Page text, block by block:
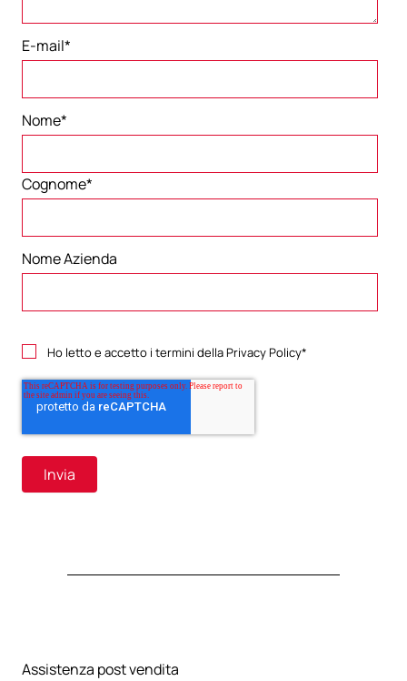
E-mail*
Nome*
Cognome*
Nome Azienda
Ho letto e accetto i termini dellaPrivacy Policy*
Assistenza post vendita